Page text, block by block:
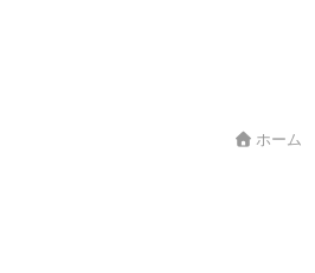
ホーム